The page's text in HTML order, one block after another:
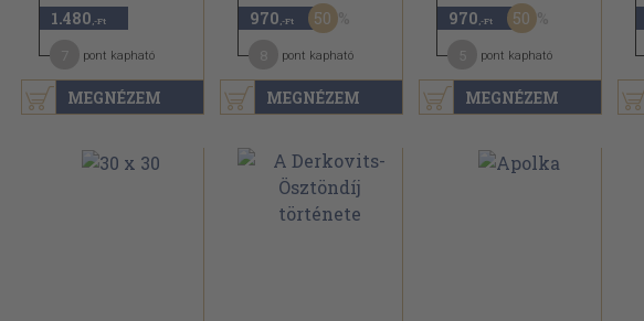
MEGNÉZEM
1.480 ,-Ft
pont kapható
MEGNÉZEM
970 ,-Ft 50
pont kapható
MEGNÉZEM
970 ,-Ft 50
pont kapható